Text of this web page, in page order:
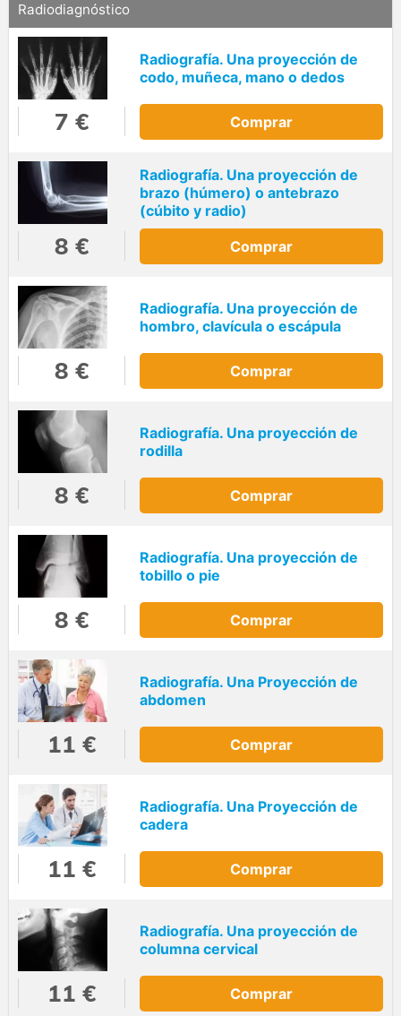
Radiodiagnóstico
Radiografía. Una proyección de
codo, muñeca, mano o dedos
7 € Comprar
Radiografía. Una proyección de
brazo (húmero) o antebrazo
(cúbito y radio)
8 € Comprar
Radiografía. Una proyección de
hombro, clavícula o escápula
8 € Comprar
Radiografía. Una proyección de
rodilla
8 € Comprar
Radiografía. Una proyección de
tobillo o pie
8 € Comprar
Radiografía. Una Proyección de
abdomen
11 € Comprar
Radiografía. Una Proyección de
cadera
11 € Comprar
Radiografía. Una proyección de
columna cervical
11 € Comprar